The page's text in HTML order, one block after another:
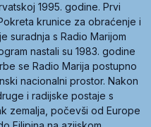
1995. godine. Prvi
krunice za obraćenje i
suradnja s Radio Marijom
nastali su 1983. godine
se Radio Marija postupno
nacionalni prostor. Nakon
i radijske postaje s
zemalja, počevši od Europe